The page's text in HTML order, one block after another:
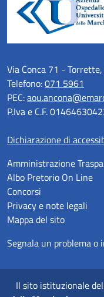
Via Conca 71 -
Telefono:071 5961
PEC:
P.Iva e C.F.
Dichiarazione di
Amministrazione
Albo Pretorio On Line
Concorsi
Privacy e note legali
Mappa del sito
Segnala un problema
Il sito istituzionale